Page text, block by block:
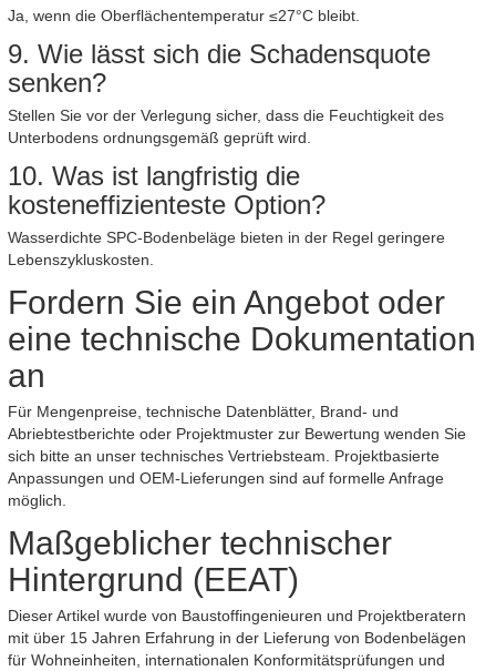
Ja, wenn die Oberflächentemperatur ≤27°C bleibt.
9. Wie lässt sich die Schadensquote
senken?
Stellen Sie vor der Verlegung sicher, dass die Feuchtigkeit des
Unterbodens ordnungsgemäß geprüft wird.
10. Was ist langfristig die
kosteneffizienteste Option?
Wasserdichte SPC-Bodenbeläge bieten in der Regel geringere
Lebenszykluskosten.
Fordern Sie ein Angebot oder
eine technische Dokumentation
an
Für Mengenpreise, technische Datenblätter, Brand- und
Abriebtestberichte oder Projektmuster zur Bewertung wenden Sie
sich bitte an unser technisches Vertriebsteam. Projektbasierte
Anpassungen und OEM-Lieferungen sind auf formelle Anfrage
möglich.
Maßgeblicher technischer
Hintergrund (EEAT)
Dieser Artikel wurde von Baustoffingenieuren und Projektberatern
mit über 15 Jahren Erfahrung in der Lieferung von Bodenbelägen
für Wohneinheiten, internationalen Konformitätsprüfungen und